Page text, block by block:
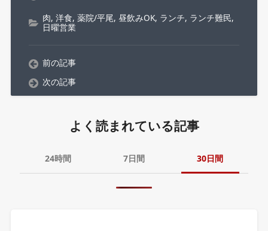
肉, 洋食, 薬院/平尾, 昼飲みOK, ランチ, ランチ難民,
日曜営業
前の記事
次の記事
よく読まれている記事
24時間 7日間 30日間